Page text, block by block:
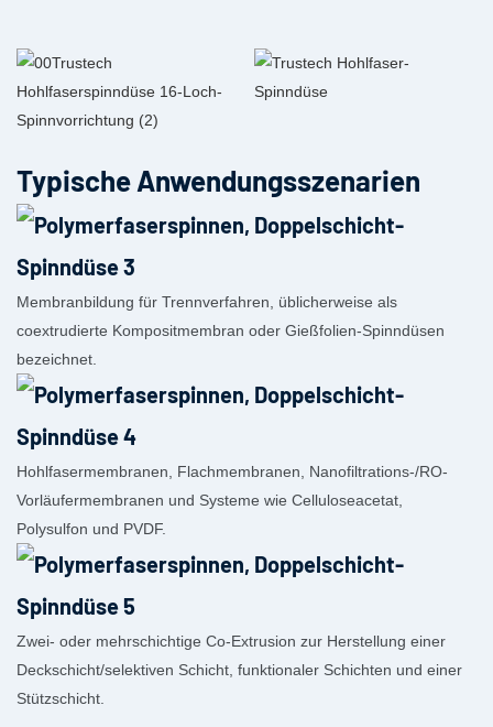
Typische Anwendungsszenarien
Membranbildung für Trennverfahren, üblicherweise als
coextrudierte Kompositmembran oder Gießfolien-Spinndüsen
bezeichnet.
Hohlfasermembranen, Flachmembranen, Nanofiltrations-/RO-
Vorläufermembranen und Systeme wie Celluloseacetat,
Polysulfon und PVDF.
Zwei- oder mehrschichtige Co-Extrusion zur Herstellung einer
Deckschicht/selektiven Schicht, funktionaler Schichten und einer
Stützschicht.